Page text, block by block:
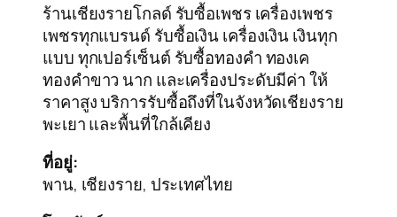
ร้านเชียงรายโกลด์ รับซื้อเพชร เครื่องเพชร
เพชรทุกแบรนด์ รับซื้อเงิน เครื่องเงิน เงินทุก
แบบ ทุกเปอร์เซ็นต์ รับซื้อทองคำ ทองเค
ทองคำขาว นาก และเครื่องประดับมีค่า ให้
ราคาสูง บริการรับซื้อถึงที่ในจังหวัดเชียงราย
พะเยา และพื้นที่ใกล้เคียง
ที่อยู่:
พาน, เชียงราย, ประเทศไทย